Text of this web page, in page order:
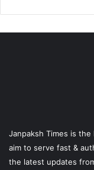
Janpaksh Times is
aim to serve fast &
the latest updates